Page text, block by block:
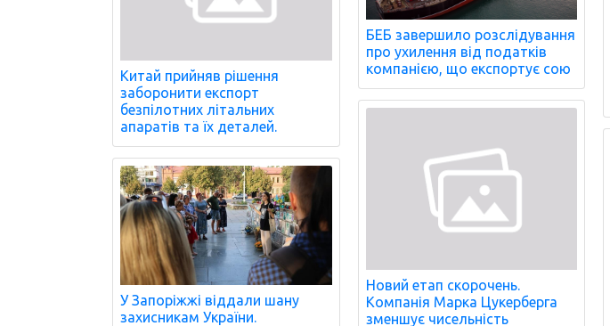
Китай прийняв рішення
заборонити експорт
безпілотних літальних
апаратів та їх деталей.
У Запоріжжі віддали шану
захисникам України.
БЕБ завершило розслідування
про ухилення від податків
компанією, що експортує сою
Новий етап скорочень.
Компанія Марка Цукерберга
зменшує чисельність